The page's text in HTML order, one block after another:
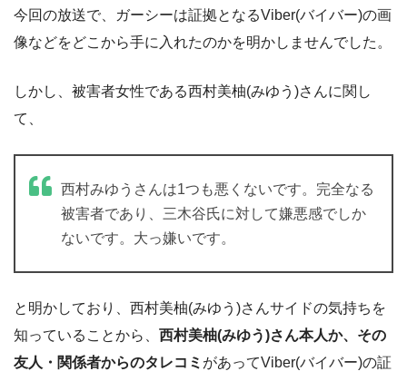
今回の放送で、ガーシーは証拠となるViber(バイバー)の画
像などをどこから手に入れたのかを明かしませんでした。
しかし、被害者女性である西村美柚(みゆう)さんに関し
て、
西村みゆうさんは1つも悪くないです。完全なる
被害者であり、三木谷氏に対して嫌悪感でしか
ないです。大っ嫌いです。
と明かしており、西村美柚(みゆう)さんサイドの気持ちを
知っていることから、 西村美柚(みゆう)さん本人か、その
友人・関係者からのタレコミ があってViber(バイバー)の証